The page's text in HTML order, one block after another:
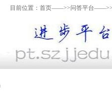
目前位置： 首页——>>问答平台——>>